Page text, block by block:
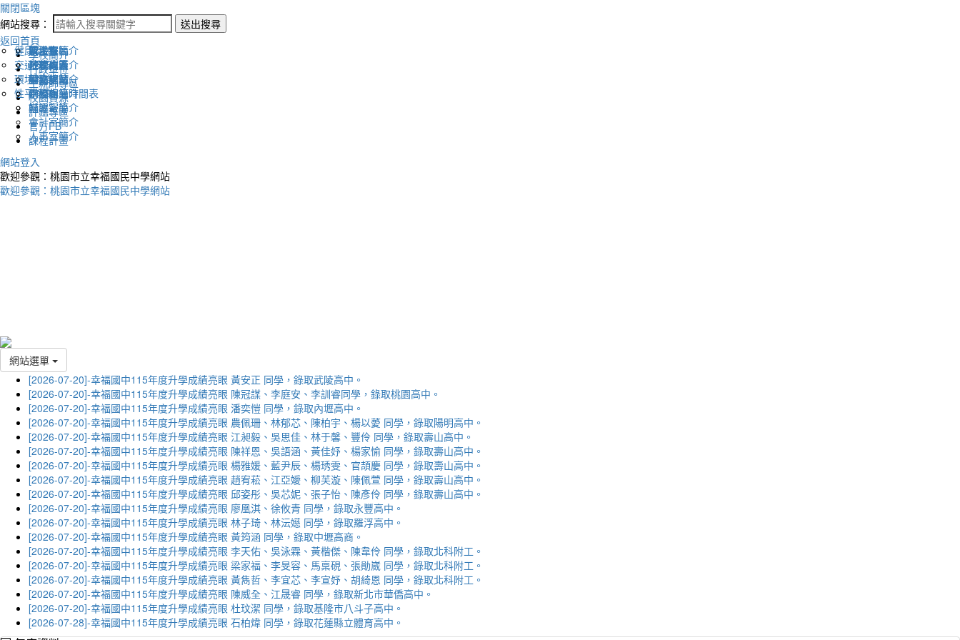
關閉區塊
網站搜尋：
送出搜尋
返回首頁
學校簡介
認識幸福
地理位置
英文網站
幸福相簿
媒體報導
行政單位
校長室簡介
教務處簡介
學務處簡介
總務處簡介
輔導室簡介
會計室簡介
人事室簡介
生親師專區
新生專區
升學專區
圖書館藏
學校作息時間表
校園資源
電子報
下載列表
評鑑專區
健康促進
交通安全
環境教育
性平教育
官方FB
課程計畫
網站登入
歡迎參觀：桃園市立幸福國民中學網站
歡迎參觀：桃園市立幸福國民中學網站
網站選單
[2026-07-20]-幸福國中115年度升學成績亮眼 黃安正 同學，錄取武陵高中。
[2026-07-20]-幸福國中115年度升學成績亮眼 陳冠謀、李庭安、李訓睿同學，錄取桃園高中。
[2026-07-20]-幸福國中115年度升學成績亮眼 潘奕愷 同學，錄取內壢高中。
[2026-07-20]-幸福國中115年度升學成績亮眼 農佩珊、林郁芯、陳柏宇、楊以薆 同學，錄取陽明高中。
[2026-07-20]-幸福國中115年度升學成績亮眼 江昶毅、吳思佳、林于馨、豐伶 同學，錄取壽山高中。
[2026-07-20]-幸福國中115年度升學成績亮眼 陳祥恩、吳語涵、黃佳妤、楊家愉 同學，錄取壽山高中。
[2026-07-20]-幸福國中115年度升學成績亮眼 楊雅媛、藍尹辰、楊琇雯、官頡慶 同學，錄取壽山高中。
[2026-07-20]-幸福國中115年度升學成績亮眼 趙宥菘、江亞嬡、柳芙漩、陳佩萱 同學，錄取壽山高中。
[2026-07-20]-幸福國中115年度升學成績亮眼 邱姿彤、吳芯妮、張子怡、陳彥伶 同學，錄取壽山高中。
[2026-07-20]-幸福國中115年度升學成績亮眼 廖凰淇、徐攸青 同學，錄取永豐高中。
[2026-07-20]-幸福國中115年度升學成績亮眼 林子琦、林沄嬨 同學，錄取羅浮高中。
[2026-07-20]-幸福國中115年度升學成績亮眼 黃筠涵 同學，錄取中壢高商。
[2026-07-20]-幸福國中115年度升學成績亮眼 李天佑、吳泳霖、黃楷傑、陳韋伶 同學，錄取北科附工。
[2026-07-20]-幸福國中115年度升學成績亮眼 梁家福、李旻容、馬稟硯、張勛崴 同學，錄取北科附工。
[2026-07-20]-幸福國中115年度升學成績亮眼 黃雋哲、李宜芯、李宣妤、胡綺恩 同學，錄取北科附工。
[2026-07-20]-幸福國中115年度升學成績亮眼 陳威全、江晟睿 同學，錄取新北市華僑高中。
[2026-07-20]-幸福國中115年度升學成績亮眼 杜玟潔 同學，錄取基隆市八斗子高中。
[2026-07-28]-幸福國中115年度升學成績亮眼 石柏煒 同學，錄取花蓮縣立體育高中。